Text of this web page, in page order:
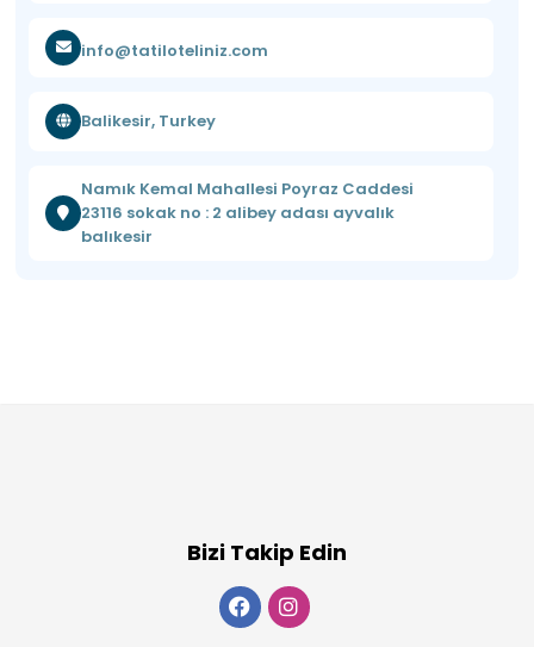
info@tatiloteliniz.com
Balikesir, Turkey
Namık Kemal Mahallesi Poyraz Caddesi
23116 sokak no : 2 alibey adası ayvalık
balıkesir
Bizi Takip Edin